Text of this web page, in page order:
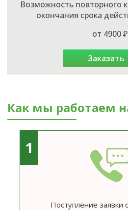
Возможность повторного
окончания срока
от 4900 ₽
заказать
Как мы работаем
1
Поступление заявки